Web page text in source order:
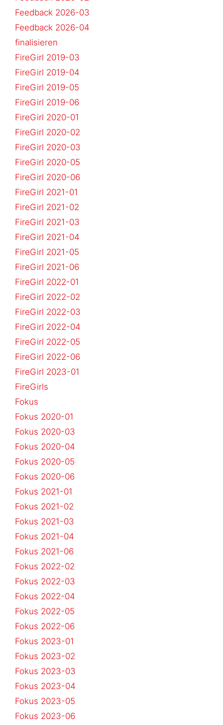
Feedback 2026-03
Feedback 2026-04
finalisieren
FireGirl 2019-03
FireGirl 2019-04
FireGirl 2019-05
FireGirl 2019-06
FireGirl 2020-01
FireGirl 2020-02
FireGirl 2020-03
FireGirl 2020-05
FireGirl 2020-06
FireGirl 2021-01
FireGirl 2021-02
FireGirl 2021-03
FireGirl 2021-04
FireGirl 2021-05
FireGirl 2021-06
FireGirl 2022-01
FireGirl 2022-02
FireGirl 2022-03
FireGirl 2022-04
FireGirl 2022-05
FireGirl 2022-06
FireGirl 2023-01
FireGirls
Fokus
Fokus 2020-01
Fokus 2020-03
Fokus 2020-04
Fokus 2020-05
Fokus 2020-06
Fokus 2021-01
Fokus 2021-02
Fokus 2021-03
Fokus 2021-04
Fokus 2021-06
Fokus 2022-02
Fokus 2022-03
Fokus 2022-04
Fokus 2022-05
Fokus 2022-06
Fokus 2023-01
Fokus 2023-02
Fokus 2023-03
Fokus 2023-04
Fokus 2023-05
Fokus 2023-06